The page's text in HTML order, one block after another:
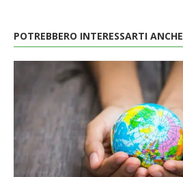
POTREBBERO INTERESSARTI ANCHE